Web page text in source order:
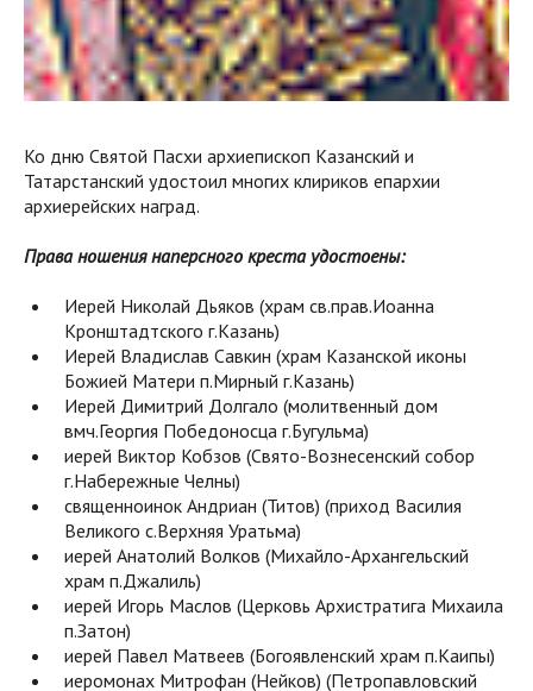
Ко дню Святой Пасхи архиепископ Казанский и
Татарстанский удостоил многих клириков епархии
архиерейских наград.
Права ношения наперсного креста удостоены:
Иерей Николай Дьяков (храм св.прав.Иоанна
Кронштадтского г.Казань)
Иерей Владислав Савкин (храм Казанской иконы
Божией Матери п.Мирный г.Казань)
Иерей Димитрий Долгало (молитвенный дом
вмч.Георгия Победоносца г.Бугульма)
иерей Виктор Кобзов (Свято-Вознесенский собор
г.Набережные Челны)
священноинок Андриан (Титов) (приход Василия
Великого с.Верхняя Уратьма)
иерей Анатолий Волков (Михайло-Архангельский
храм п.Джалиль)
иерей Игорь Маслов (Церковь Архистратига Михаила
п.Затон)
иерей Павел Матвеев (Богоявленский храм п.Каипы)
иеромонах Митрофан (Нейков) (Петропавловский